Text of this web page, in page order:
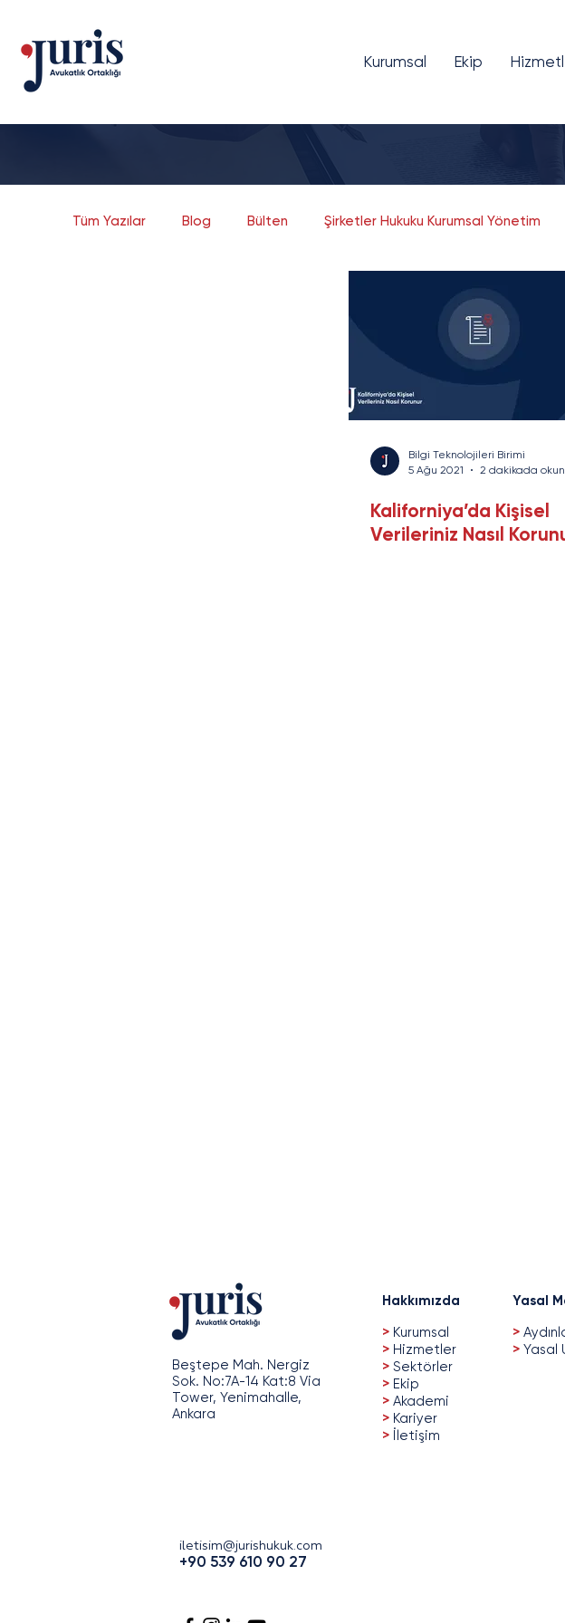
Kurumsal Ekip
Tüm Yazılar Blog Bülten Şirketler Hukuku Kurumsal Yönetim
Girişim Sermayesi
Bilgi Teknolojileri Birimi
5 Ağu 2021
2 dakikada
Kaliforniya’da Kişisel
Verileriniz Nasıl
Beştepe Mah. Nergiz
Sok. No:7A-14 Kat:8 Via
Tower, Yenimahalle,
Ankara
Hakkımızda
> Kurumsal
> Hizmetler
> Sektörler
> Ekip
> Akademi
> Kariyer
> İletişim
Yasal
>
> Yasal
iletisim@jurishukuk.com
+90 539 610 90 27